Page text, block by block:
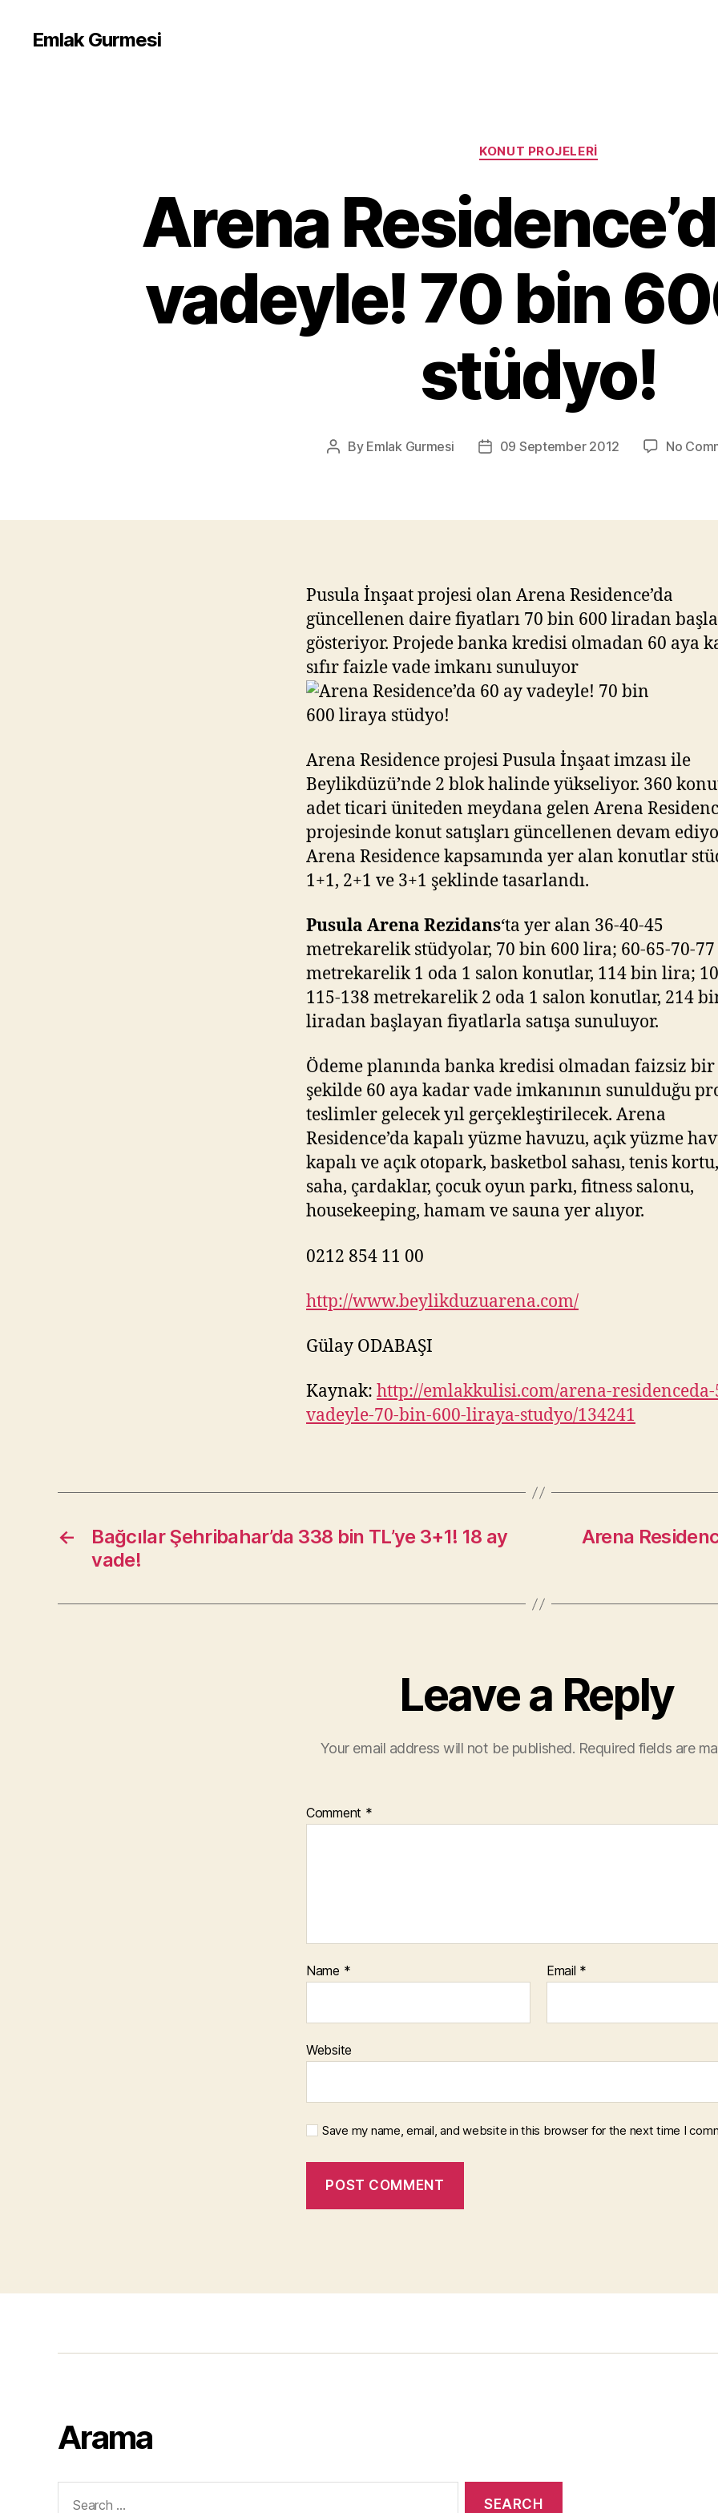
Emlak Gurmesi
Categories
KONUT PROJELERI
Arena
vadeyle! 70 bin
stüdyo!
Post
By Emlak Gurmesi
Post09 September 2012 No
Pusula İnşaat projesi olan Arena Residence’da
güncellenen daire fiyatları 70 bin 600 liradan
gösteriyor. Projede banka kredisi olmadan 60 aya
sıfır faizle vade imkanı sunuluyor
Arena Residence projesi Pusula İnşaat imzası ile
Beylikdüzü’nde 2 blok halinde yükseliyor. 360
adet ticari üniteden meydana gelen Arena
projesinde konut satışları güncellenen devam
Arena Residence kapsamında yer alan konutlar
1+1, 2+1 ve 3+1 şeklinde tasarlandı.
Pusula Arena Rezidans‘ta yer alan 36-40-45
metrekarelik stüdyolar, 70 bin 600 lira; 60-65-70-77
metrekarelik 1 oda 1 salon konutlar, 114 bin lira;
115-138 metrekarelik 2 oda 1 salon konutlar, 214
liradan başlayan fiyatlarla satışa sunuluyor.
Ödeme planında banka kredisi olmadan faizsiz bir
şekilde 60 aya kadar vade imkanının sunulduğu
teslimler gelecek yıl gerçekleştirilecek. Arena
Residence’da kapalı yüzme havuzu, açık yüzme
kapalı ve açık otopark, basketbol sahası, tenis
saha, çardaklar, çocuk oyun parkı, fitness salonu,
housekeeping, hamam ve sauna yer alıyor.
0212 854 11 00
http://www.beylikduzuarena.com/
Gülay ODABAŞI
Kaynak: http://emlakkulisi.com/arena-residenceda-
vadeyle-70-bin-600-liraya-studyo/134241
←
Bağcılar Şehribahar’da 338 bin TL’ye 3+1! 18 ay
vade!
Arena
Leave a Reply
Your email address will not be published. Required fields are
Comment *
Name * Email *
Website
Save my name, email, and website in this browser for the next time I
Arama